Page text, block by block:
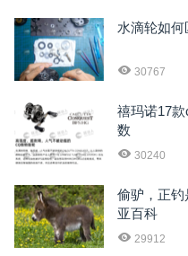
水滴轮如何
30767
禧玛诺17
数
30240
偷驴，正钓
亚百科
29912